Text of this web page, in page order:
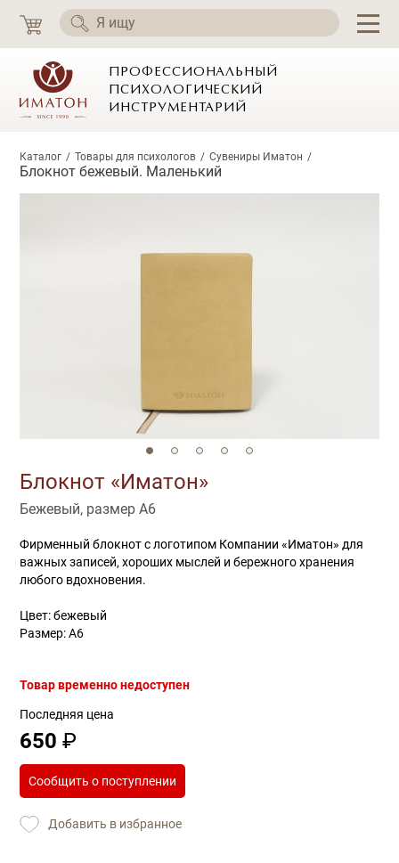
ПРОФЕССИОНАЛЬНЫЙ
ПСИХОЛОГИЧЕСКИЙ
ИНСТРУМЕНТАРИЙ
Каталог Товары для психологов Сувениры Иматон
Блокнот бежевый. Маленький
Блокнот «Иматон»
Бежевый, размер А6
Фирменный блокнот с логотипом Компании «Иматон» для
важных записей, хороших мыслей и бережного хранения
любого вдохновения.
Цвет: бежевый
Размер: А6
Товар временно недоступен
Последняя цена
650 ₽
Сообщить о поступлении
Добавить в избранное